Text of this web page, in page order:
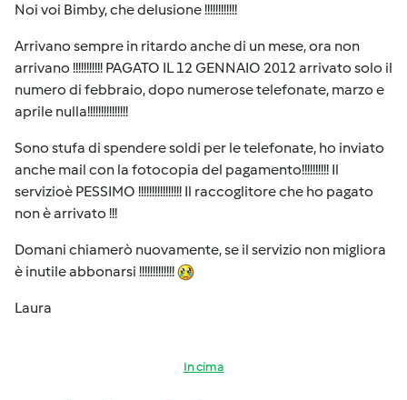
Noi voi Bimby, che delusione !!!!!!!!!!!!
Arrivano sempre in ritardo anche di un mese, ora non
arrivano !!!!!!!!!!! PAGATO IL 12 GENNAIO 2012 arrivato solo il
numero di febbraio, dopo numerose telefonate, marzo e
aprile nulla!!!!!!!!!!!!!!!
Sono stufa di spendere soldi per le telefonate, ho inviato
anche mail con la fotocopia del pagamento!!!!!!!!!! Il
servizioè PESSIMO !!!!!!!!!!!!!!!! Il raccoglitore che ho pagato
non è arrivato !!!
Domani chiamerò nuovamente, se il servizio non migliora
è inutile abbonarsi !!!!!!!!!!!!!
Laura
In cima